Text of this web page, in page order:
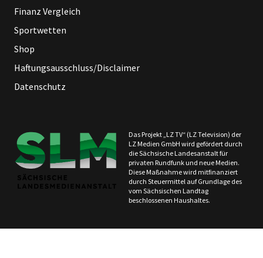
Finanz Vergleich
Sportwetten
Shop
Haftungsausschluss/Disclaimer
Datenschutz
Das Projekt „LZ TV“ (LZ Television) der
LZ Medien GmbH wird gefördert durch
die Sächsische Landesanstalt für
privaten Rundfunk und neue Medien.
Diese Maßnahme wird mitfinanziert
durch Steuermittel auf Grundlage des
vom Sächsischen Landtag
beschlossenen Haushaltes.